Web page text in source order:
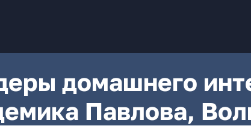
домашнего
Павлова,